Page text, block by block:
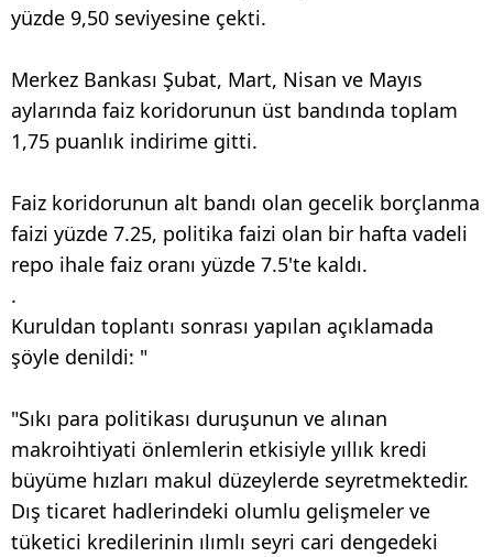
yüzde 9,50 seviyesine çekti.
Merkez Bankası Şubat, Mart, Nisan ve Mayıs
aylarında faiz koridorunun üst bandında toplam
1,75 puanlık indirime gitti.
Faiz koridorunun alt bandı olan gecelik borçlanma
faizi yüzde 7.25, politika faizi olan bir hafta vadeli
repo ihale faiz oranı yüzde 7.5'te kaldı.
.
Kuruldan toplantı sonrası yapılan açıklamada
şöyle denildi: "
"Sıkı para politikası duruşunun ve alınan
makroihtiyati önlemlerin etkisiyle yıllık kredi
büyüme hızları makul düzeylerde seyretmektedir.
Dış ticaret hadlerindeki olumlu gelişmeler ve
tüketici kredilerinin ılımlı seyri cari dengedeki